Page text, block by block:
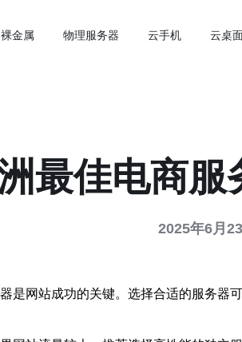
裸金属 物理服务器 云手机 云桌
最佳电商
2025年6月
是网站成功的关键。选择合适的服务器